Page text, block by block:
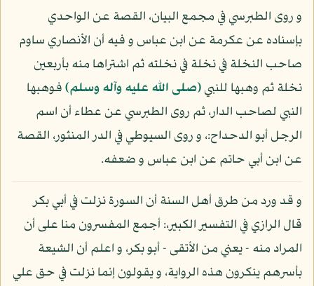
و روى الطبرسي في مجمع البيان، القصة عن الواحدي
بإسناده عن عكرمة عن ابن عباس و فيه أن الأنصاري ساوم
صاحب النخلة في نخلة في نخلته ثم اشتراها منه بأربعين
نخلة ثم وهبها للنبي(صلى الله عليه وآله وسلم)فوهبها
النبي لصاحب الدار، ثم روى الطبرسي عن عطاء أن اسم
الرجل أبو الدحداح:، و روى السيوطي في الدر المنثور، القصة
عن ابن أبي حاتم عن ابن عباس و ضعفه.
و قد ورد من طرق أهل السنة أن السورة نزلت في أبي بكر
قال الرازي في التفسير الكبير،: أجمع المفسرون منا على أن
المراد منه - يعني من الأتقى - أبو بكر، و اعلم أن الشيعة
بأسرهم ينكرون هذه الرواية، و يقولون إنما نزلت في حق علي